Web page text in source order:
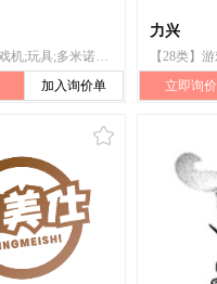
【28类】游戏机;玩具;多米诺骨牌;木偶;棋;体育活动用球;锻炼身体器械;射箭用器具;体育活动器械;游泳池（娱乐用品）
加入询价单
力兴
立即询价